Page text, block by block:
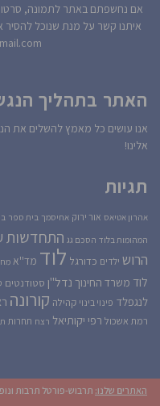
אם נחשפתם באתר לתמונה, סרטון
איתנו קשר על מנת שנוכל להסיר
האתר בתהליך
אנו עושים כל מאמץ להשלים את
אלינו!
תגיות
אהרון אטיאס אור ירוק אחיסמך בית ספר
המהומות בלוד הסכם גג התחדשות
הרוש ילדים כדורגל לוד מד''א
לוד משרד החינוך נדל''ן סטודנטים
לנגפלד פינוי בינוי קהילה קורונה
רמת אשכול רפי יקותיאל רצח תחרות
האתרים שלנו: תרבוש-פורטל תרבות